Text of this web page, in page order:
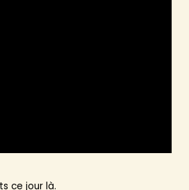
ce jour là.